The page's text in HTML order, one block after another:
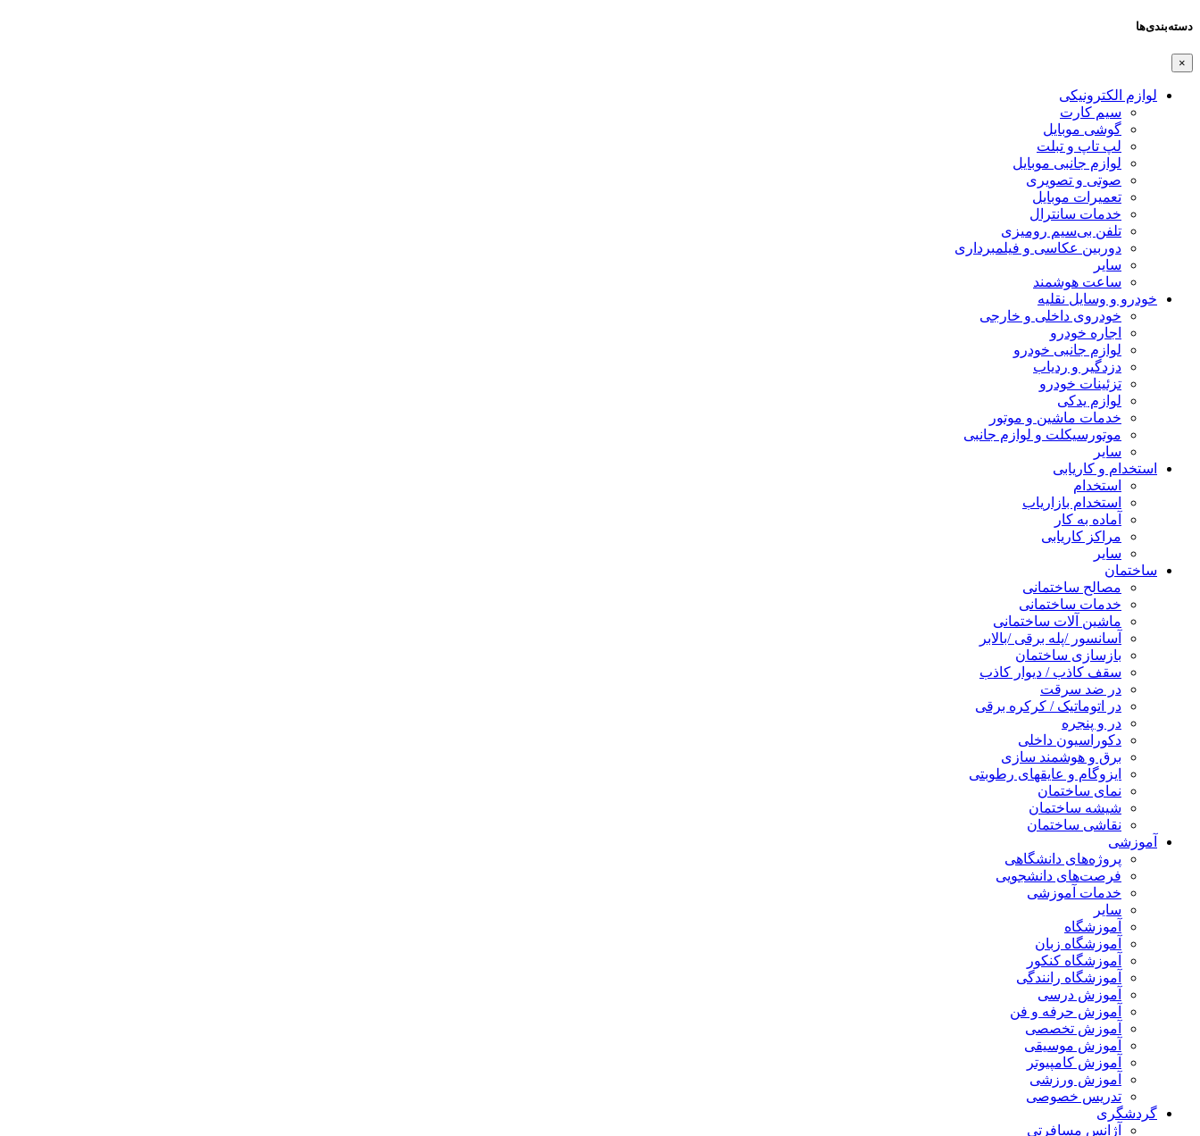
دسته‌بندی‌ها
×
لوازم الکترونیکی
سیم کارت
گوشی موبایل
لپ تاپ و تبلت
لوازم جانبی موبایل
صوتی و تصویری
تعمیرات موبایل
خدمات سانترال
تلفن بی‌سیم رومیزی
دوربین عکاسی و فیلمبرداری
سایر
ساعت هوشمند
خودرو و وسایل نقلیه
خودروی داخلی و خارجی
اجاره خودرو
لوازم جانبی خودرو
دزدگیر و ردیاب
تزئینات خودرو
لوازم یدکی
خدمات ماشین و موتور
موتورسیکلت و لوازم جانبی
سایر
استخدام و کاریابی
استخدام
استخدام بازاریاب
آماده به کار
مراکز کاریابی
سایر
ساختمان
مصالح ساختمانی
خدمات ساختمانی
ماشین آلات ساختمانی
آسانسور /پله برقی /بالابر
بازسازی ساختمان
سقف کاذب / دیوار کاذب
در ضد سرقت
در اتوماتیک / کرکره برقی
در و پنجره
دکوراسیون داخلی
برق و هوشمند سازی
ایزوگام و عایقهای رطوبتی
نمای ساختمان
شیشه ساختمان
نقاشی ساختمان
آموزشی
پروژه‌های دانشگاهی
فرصت‌های دانشجویی
خدمات آموزشی
سایر
آموزشگاه
آموزشگاه زبان
آموزشگاه کنکور
آموزشگاه رانندگی
آموزش درسی
آموزش حرفه و فن
آموزش تخصصی
آموزش موسیقی
آموزش کامپیوتر
آموزش ورزشی
تدریس خصوصی
گردشگری
آژانس مسافرتی